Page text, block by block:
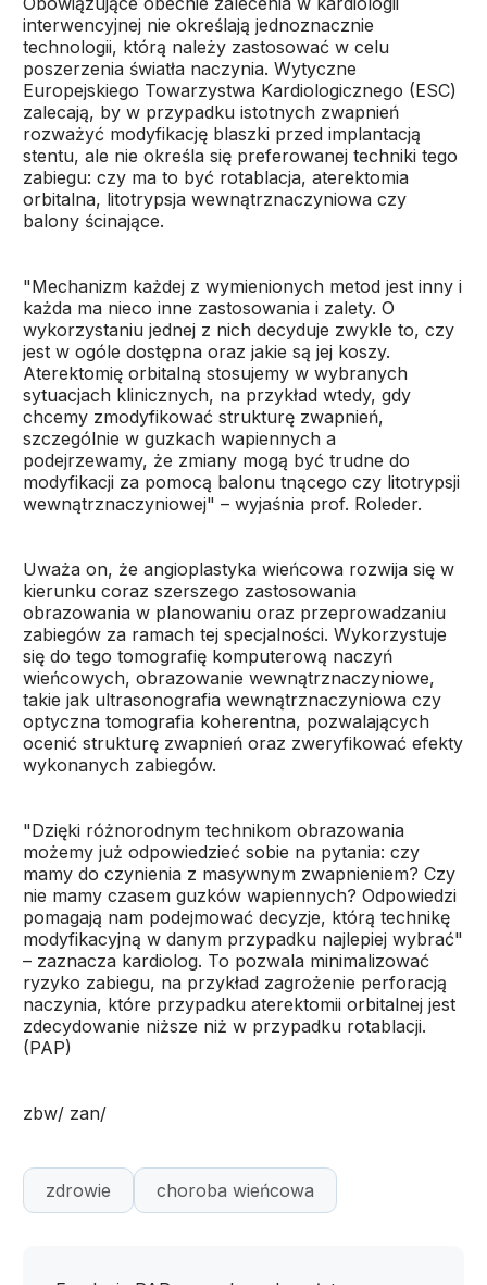
interwencyjnej nie określają jednoznacznie
technologii, którą należy zastosować w celu
poszerzenia światła naczynia. Wytyczne
Europejskiego Towarzystwa Kardiologicznego (ESC)
zalecają, by w przypadku istotnych zwapnień
rozważyć modyfikację blaszki przed implantacją
stentu, ale nie określa się preferowanej techniki tego
zabiegu: czy ma to być rotablacja, aterektomia
orbitalna, litotrypsja wewnątrznaczyniowa czy
balony ścinające.
"Mechanizm każdej z wymienionych metod jest inny i
każda ma nieco inne zastosowania i zalety. O
wykorzystaniu jednej z nich decyduje zwykle to, czy
jest w ogóle dostępna oraz jakie są jej koszy.
Aterektomię orbitalną stosujemy w wybranych
sytuacjach klinicznych, na przykład wtedy, gdy
chcemy zmodyfikować strukturę zwapnień,
szczególnie w guzkach wapiennych a
podejrzewamy, że zmiany mogą być trudne do
modyfikacji za pomocą balonu tnącego czy litotrypsji
wewnątrznaczyniowej" – wyjaśnia prof. Roleder.
Uważa on, że angioplastyka wieńcowa rozwija się w
kierunku coraz szerszego zastosowania
obrazowania w planowaniu oraz przeprowadzaniu
zabiegów za ramach tej specjalności. Wykorzystuje
się do tego tomografię komputerową naczyń
wieńcowych, obrazowanie wewnątrznaczyniowe,
takie jak ultrasonografia wewnątrznaczyniowa czy
optyczna tomografia koherentna, pozwalających
ocenić strukturę zwapnień oraz zweryfikować efekty
wykonanych zabiegów.
"Dzięki różnorodnym technikom obrazowania
możemy już odpowiedzieć sobie na pytania: czy
mamy do czynienia z masywnym zwapnieniem? Czy
nie mamy czasem guzków wapiennych? Odpowiedzi
pomagają nam podejmować decyzje, którą technikę
modyfikacyjną w danym przypadku najlepiej wybrać"
– zaznacza kardiolog. To pozwala minimalizować
ryzyko zabiegu, na przykład zagrożenie perforacją
naczynia, które przypadku aterektomii orbitalnej jest
zdecydowanie niższe niż w przypadku rotablacji.
(PAP)
zbw/ zan/
zdrowie choroba wieńcowa